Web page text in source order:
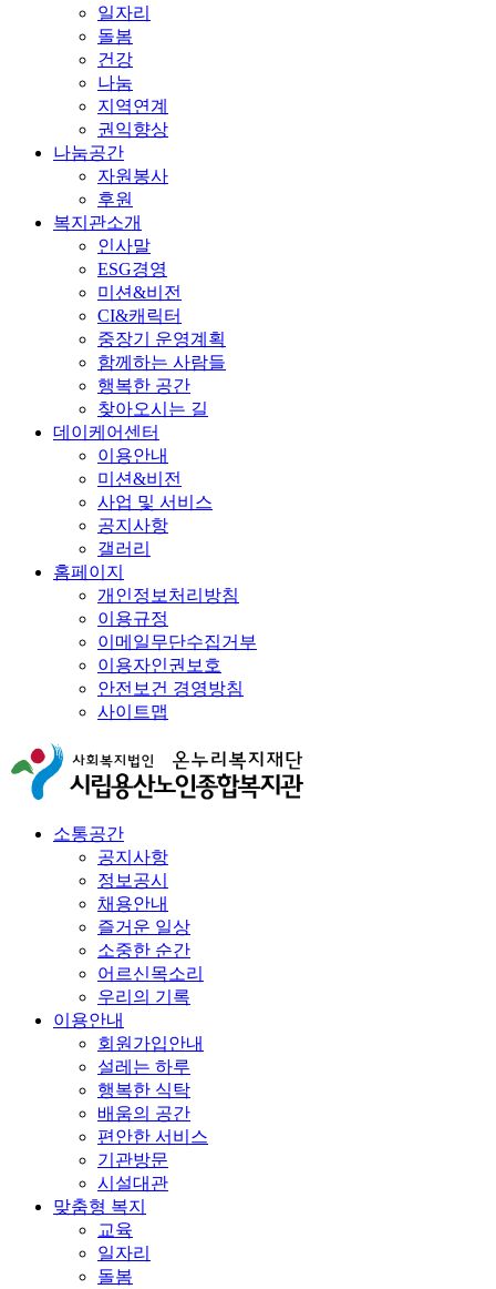
일자리
돌봄
건강
나눔
지역연계
권익향상
나눔공간
자원봉사
후원
복지관소개
인사말
ESG경영
미션&비전
CI&캐릭터
중장기 운영계획
함께하는 사람들
행복한 공간
찾아오시는 길
데이케어센터
이용안내
미션&비전
사업 및 서비스
공지사항
갤러리
홈페이지
개인정보처리방침
이용규정
이메일무단수집거부
이용자인권보호
안전보건 경영방침
사이트맵
소통공간
공지사항
정보공시
채용안내
즐거운 일상
소중한 순간
어르신목소리
우리의 기록
이용안내
회원가입안내
설레는 하루
행복한 식탁
배움의 공간
편안한 서비스
기관방문
시설대관
맞춤형 복지
교육
일자리
돌봄